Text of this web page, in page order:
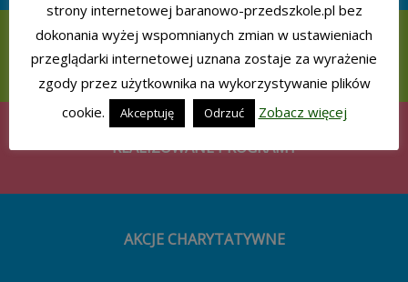
KALENDARZ IMPREZ
REALIZOWANE PROGRAMY
AKCJE CHARYTATYWNE
strony internetowej baranowo-przedszkole.pl bez
dokonania wyżej wspomnianych zmian w ustawieniach
przeglądarki internetowej uznana zostaje za wyrażenie
zgody przez użytkownika na wykorzystywanie plików
cookie.
Akceptuję Odrzuć Zobacz więcej